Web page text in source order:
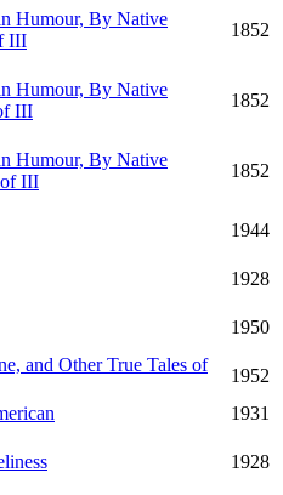
Humour, By Native
III
1852
Humour, By Native
III
1852
Humour, By Native
III
1852
1944
1928
1950
and Other True Tales of
1952
1931
1928